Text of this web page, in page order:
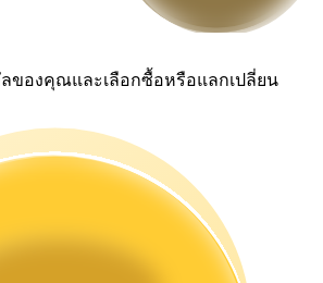
ลของคุณและเลือกซื้อหรือแลกเปลี่ยน